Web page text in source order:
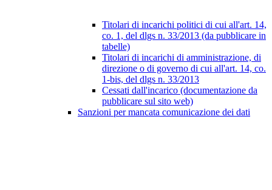
Titolari di incarichi politici di cui all'art. 14,
co. 1, del dlgs n. 33/2013 (da pubblicare in
tabelle)
Titolari di incarichi di amministrazione, di
direzione o di governo di cui all'art. 14, co.
1-bis, del dlgs n. 33/2013
Cessati dall'incarico (documentazione da
pubblicare sul sito web)
Sanzioni per mancata comunicazione dei dati